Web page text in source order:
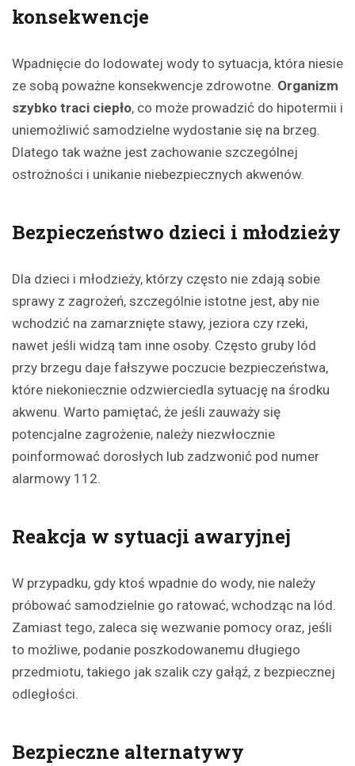
konsekwencje
Wpadnięcie do lodowatej wody to sytuacja, która niesie
ze sobą poważne konsekwencje zdrowotne. Organizm
szybko traci ciepło, co może prowadzić do hipotermii i
uniemożliwić samodzielne wydostanie się na brzeg.
Dlatego tak ważne jest zachowanie szczególnej
ostrożności i unikanie niebezpiecznych akwenów.
Bezpieczeństwo dzieci i młodzieży
Dla dzieci i młodzieży, którzy często nie zdają sobie
sprawy z zagrożeń, szczególnie istotne jest, aby nie
wchodzić na zamarznięte stawy, jeziora czy rzeki,
nawet jeśli widzą tam inne osoby. Często gruby lód
przy brzegu daje fałszywe poczucie bezpieczeństwa,
które niekoniecznie odzwierciedla sytuację na środku
akwenu. Warto pamiętać, że jeśli zauważy się
potencjalne zagrożenie, należy niezwłocznie
poinformować dorosłych lub zadzwonić pod numer
alarmowy 112.
Reakcja w sytuacji awaryjnej
W przypadku, gdy ktoś wpadnie do wody, nie należy
próbować samodzielnie go ratować, wchodząc na lód.
Zamiast tego, zaleca się wezwanie pomocy oraz, jeśli
to możliwe, podanie poszkodowanemu długiego
przedmiotu, takiego jak szalik czy gałąź, z bezpiecznej
odległości.
Bezpieczne alternatywy